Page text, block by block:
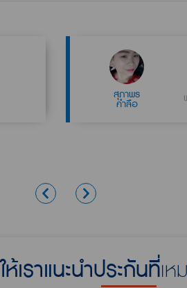
สุภาพร
คำลือ
ให้เราแนะนำประกันที่เ